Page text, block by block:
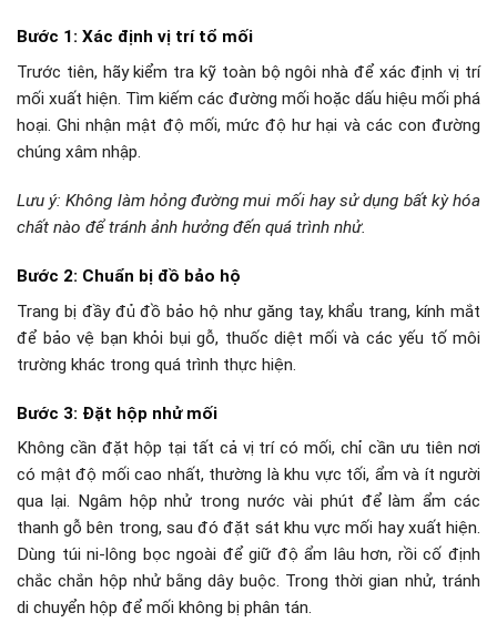
Bước 1: Xác định vị trí tổ mối
Trước tiên, hãy kiểm tra kỹ toàn bộ ngôi nhà để xác định vị trí
mối xuất hiện. Tìm kiếm các đường mối hoặc dấu hiệu mối phá
hoại. Ghi nhận mật độ mối, mức độ hư hại và các con đường
chúng xâm nhập.
Lưu ý: Không làm hỏng đường mui mối hay sử dụng bất kỳ hóa
chất nào để tránh ảnh hưởng đến quá trình nhử.
Bước 2: Chuẩn bị đồ bảo hộ
Trang bị đầy đủ đồ bảo hộ như găng tay, khẩu trang, kính mắt
để bảo vệ bạn khỏi bụi gỗ, thuốc diệt mối và các yếu tố môi
trường khác trong quá trình thực hiện.
Bước 3: Đặt hộp nhử mối
Không cần đặt hộp tại tất cả vị trí có mối, chỉ cần ưu tiên nơi
có mật độ mối cao nhất, thường là khu vực tối, ẩm và ít người
qua lại. Ngâm hộp nhử trong nước vài phút để làm ẩm các
thanh gỗ bên trong, sau đó đặt sát khu vực mối hay xuất hiện.
Dùng túi ni-lông bọc ngoài để giữ độ ẩm lâu hơn, rồi cố định
chắc chắn hộp nhử bằng dây buộc. Trong thời gian nhử, tránh
di chuyển hộp để mối không bị phân tán.